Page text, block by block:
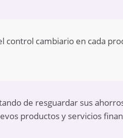
control cambiario en cada
de resguardar sus
productos y servicios